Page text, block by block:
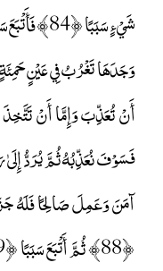
وَجَدَهَا تَغْرُبُ فِي عَيْنٍ حَمِئَةٍ
آمَنَ وَعَمِلَ صَالِحًا فَلَهُ